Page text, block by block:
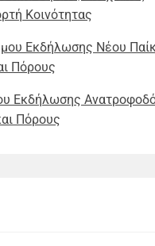
Κοινότητας
Εκδήλωσης Νέου
Πόρους
Εκδήλωσης
Πόρους